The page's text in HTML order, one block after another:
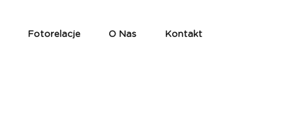
Fotorelacje O Nas Kontakt